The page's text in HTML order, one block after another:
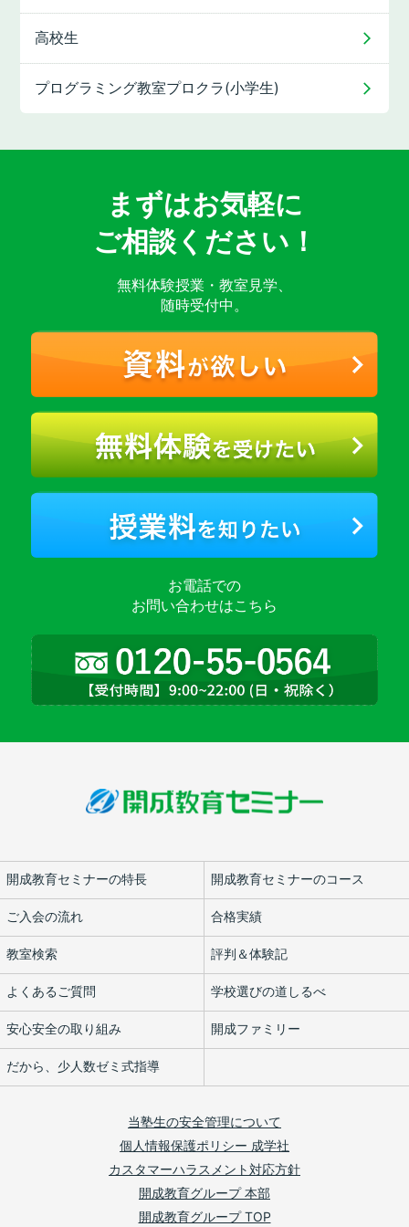
高校生
プログラミング教室プロクラ(小学生)
まずはお気軽に
ご相談ください！
無料体験授業・教室見学、
随時受付中。
お電話での
お問い合わせはこちら
開成教育セミナーの特長 開成教育セミナーのコース
ご入会の流れ 合格実績
教室検索 評判＆体験記
よくあるご質問 学校選びの道しるべ
安心安全の取り組み 開成ファミリー
だから、少人数ゼミ式指導
当塾生の安全管理について
個人情報保護ポリシー 成学社
カスタマーハラスメント対応方針
開成教育グループ 本部
開成教育グループ TOP